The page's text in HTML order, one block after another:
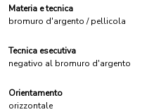
Materia e tecnica
bromuro d'argento / pellicola
Tecnica esecutiva
negativo al bromuro d'argento
Orientamento
orizzontale